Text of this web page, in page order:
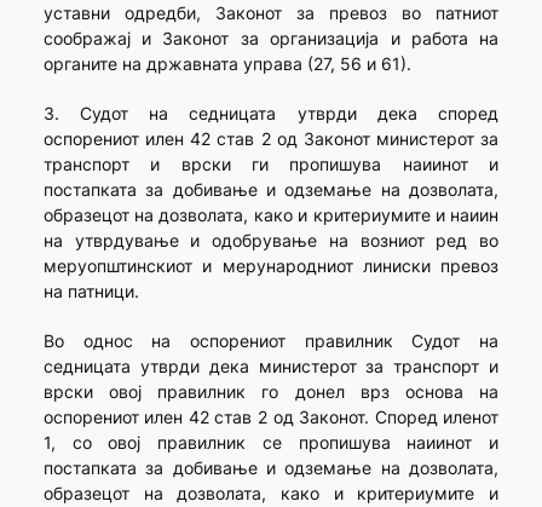
уставни одредби, Законот за превоз во патниот
соображај и Законот за организација и работа на
органите на државната управа (27, 56 и 61).
3. Судот на седницата утврди дека според
оспорениот илен 42 став 2 од Законот министерот за
транспорт и врски ги пропишува наиинот и
постапката за добивање и одземање на дозволата,
образецот на дозволата, како и критериумите и наиин
на утврдување и одобрување на возниот ред во
меруопштинскиот и мерународниот линиски превоз
на патници.
Во однос на оспорениот правилник Судот на
седницата утврди дека министерот за транспорт и
врски овој правилник го донел врз основа на
оспорениот илен 42 став 2 од Законот. Според иленот
1, со овој правилник се пропишува наиинот и
постапката за добивање и одземање на дозволата,
образецот на дозволата, како и критериумите и